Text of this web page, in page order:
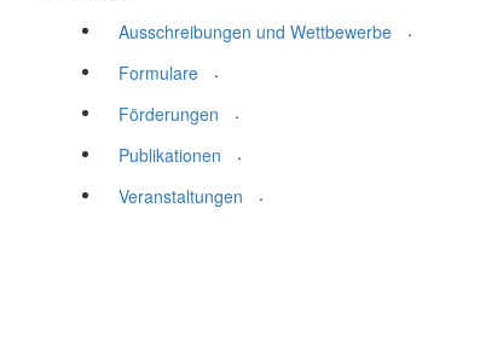
Ausschreibungen und Wettbewerbe
.
Formulare
.
Förderungen
.
Publikationen
.
Veranstaltungen
.